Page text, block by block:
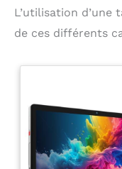
L’utilisation
de ces différents